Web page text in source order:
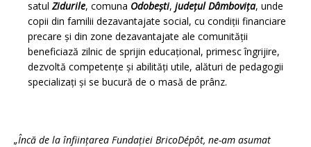
satulZidurile, comuna Odobești, judeţul Dâmbovița, unde
copii din familii dezavantajate social, cu condiţii financiare
precare şi din zone dezavantajate ale comunităţii
beneficiază zilnic de sprijin educaţional, primesc îngrijire,
dezvoltă competenţe şi abilităţi utile, alături de pedagogii
specializaţi şi se bucură de o masă de prânz.
„Încă de la înființarea Fundației BricoDépôt, ne-am asumat